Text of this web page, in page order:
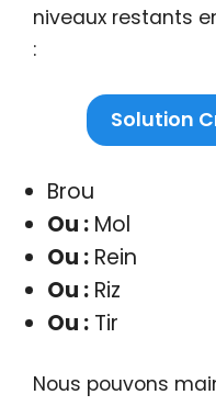
niveaux restants
:
Solution
Brou
Ou :Mol
Ou :Rein
Ou :Riz
Ou :Tir
Nous pouvons